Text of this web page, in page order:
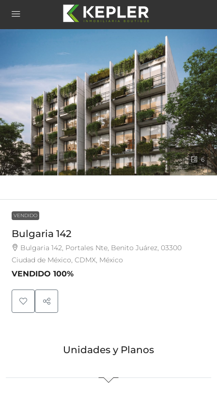
6
VENDIDO
Bulgaria 142
Bulgaria 142, Portales Nte, Benito Juárez, 03300
Ciudad de México, CDMX, México
VENDIDO 100%
Unidades y Planos